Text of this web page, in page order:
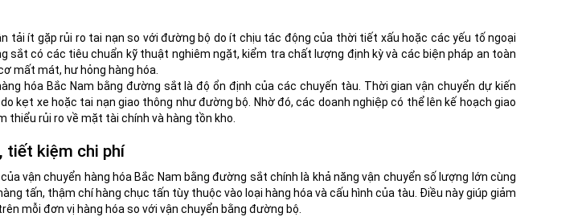
tải ít gặp rủi ro tai nạn so với đường bộ do ít chịu tác động của thời tiết xấu hoặc các yếu tố ngoại
sắt có các tiêu chuẩn kỹ thuật nghiêm ngặt, kiểm tra chất lượng định kỳ và các biện pháp an toàn
mất mát, hư hỏng hàng hóa.
hóa Bắc Nam bằng đường sắt là độ ổn định của các chuyến tàu. Thời gian vận chuyển dự kiến
kẹt xe hoặc tai nạn giao thông như đường bộ. Nhờ đó, các doanh nghiệp có thể lên kế hoạch giao
thiểu rủi ro về mặt tài chính và hàng tồn kho.
tiết kiệm chi phí
vận chuyển hàng hóa Bắc Nam bằng đường sắt chính là khả năng vận chuyển số lượng lớn cùng
tấn, thậm chí hàng chục tấn tùy thuộc vào loại hàng hóa và cấu hình của tàu. Điều này giúp giảm
mỗi đơn vị hàng hóa so với vận chuyển bằng đường bộ.